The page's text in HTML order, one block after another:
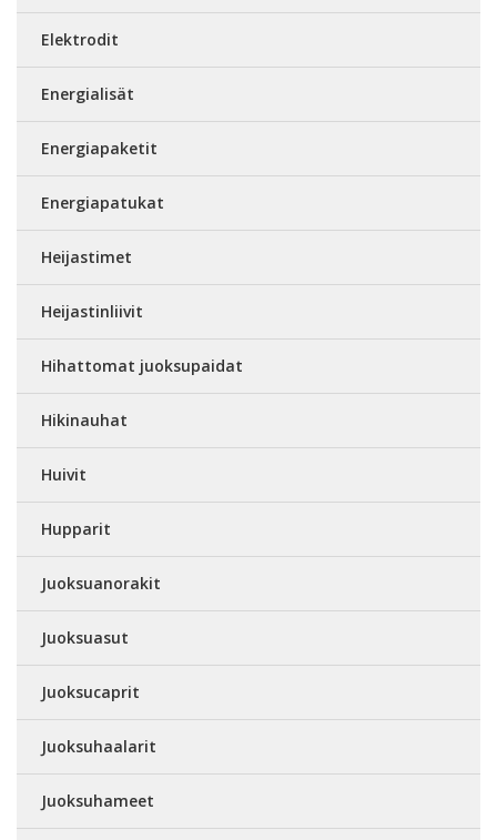
Elektrodit
Energialisät
Energiapaketit
Energiapatukat
Heijastimet
Heijastinliivit
Hihattomat juoksupaidat
Hikinauhat
Huivit
Hupparit
Juoksuanorakit
Juoksuasut
Juoksucaprit
Juoksuhaalarit
Juoksuhameet